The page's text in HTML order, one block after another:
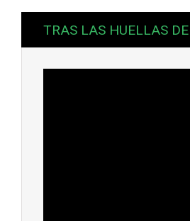
TRAS LAS HUELLAS